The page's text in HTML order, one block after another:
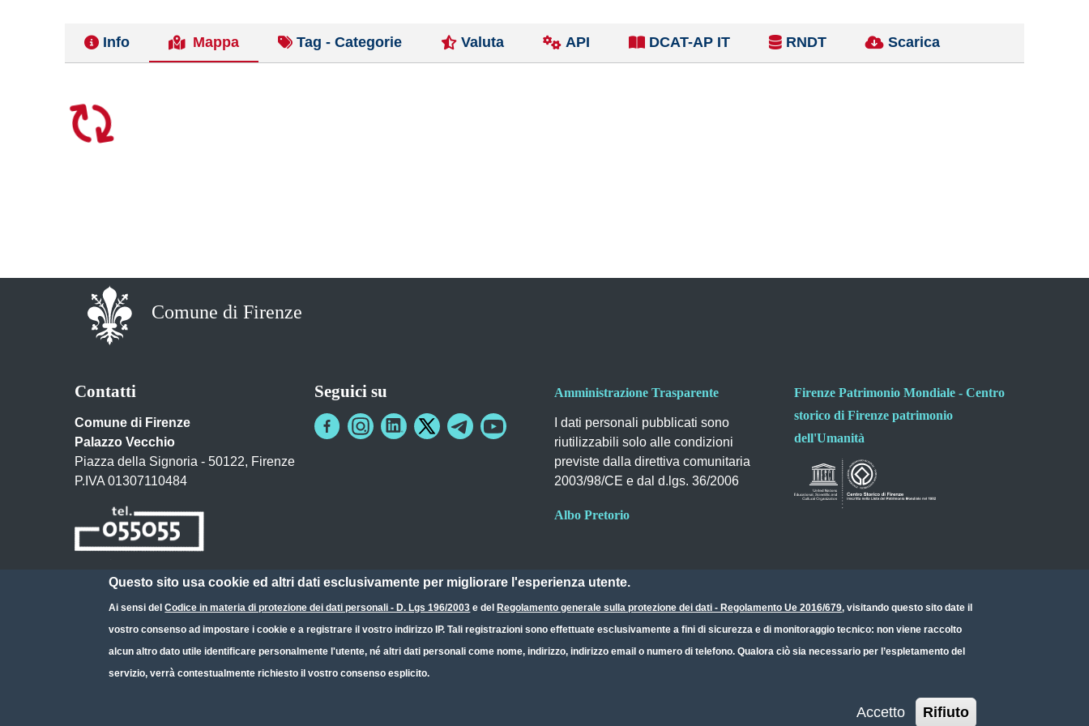
Info Mappa Tag - Categorie Valuta API DCAT-AP IT RNDT Scarica
Comune di Firenze
Contatti
Comune di Firenze
Palazzo Vecchio
Piazza della Signoria - 50122, Firenze
P.IVA 01307110484
Posta Elettronica Certificata
Seguici su Amministrazione Trasparente
I dati personali pubblicati sono
riutilizzabili solo alle condizioni
previste dalla direttiva comunitaria
2003/98/CE e dal d.lgs. 36/2006
Albo Pretorio
Firenze Patrimonio Mondiale - Centro
storico di Firenze patrimonio
dell'Umanità
Small prints
Useful links section
Questo sito usa cookie ed altri dati esclusivamente per migliorare l'esperienza utente.
Ai sensi delCodice in materia di protezione dei dati personali - D. Lgs 196/2003 e del Regolamento generale sulla protezione dei dati - Regolamento Ue 2016/679, visitando questo sito date il
vostro consenso ad impostare i cookie e a registrare il vostro indirizzo IP. Tali registrazioni sono effettuate esclusivamente a fini di sicurezza e di monitoraggio tecnico: non viene raccolto
alcun altro dato utile identificare personalmente l'utente, né altri dati personali come nome, indirizzo, indirizzo email o numero di telefono. Qualora ciò sia necessario per l’espletamento del
servizio, verrà contestualmente richiesto il vostro consenso esplicito.
Accetto Rifiuto